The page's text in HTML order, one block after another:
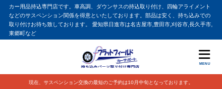
カー用品持込専門店です。車高調、ダウンサスの持込取り付け、四輪アライメント
などのサスペンション関係を得意といたしております。部品は安く、持ち込みでの
取り付けお待ち致しております。 愛知県日進市は名古屋市,豊田市,刈谷市,長久手市,
東郷町など
MENU
現在、サスペンション交換の最短のご予約は10月中旬となっております。